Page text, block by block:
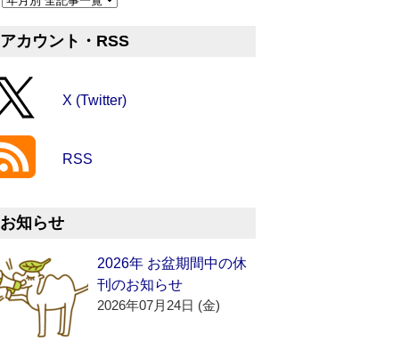
アカウント・RSS
X (Twitter)
RSS
お知らせ
2026年 お盆期間中の休
刊のお知らせ
2026年07月24日 (金)